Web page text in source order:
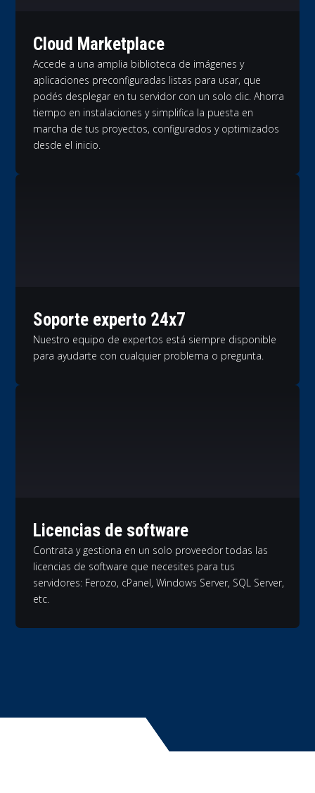
Cloud Marketplace
Accede a una amplia biblioteca de imágenes y
aplicaciones preconfiguradas listas para usar, que
podés desplegar en tu servidor con un solo clic. Ahorra
tiempo en instalaciones y simplifica la puesta en
marcha de tus proyectos, configurados y optimizados
desde el inicio.
Soporte experto 24x7
Nuestro equipo de expertos está siempre disponible
para ayudarte con cualquier problema o pregunta.
Licencias de software
Contrata y gestiona en un solo proveedor todas las
licencias de software que necesites para tus
servidores: Ferozo, cPanel, Windows Server, SQL Server,
etc.